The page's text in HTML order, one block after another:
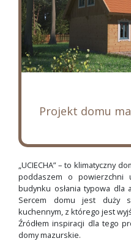
Projekt domu
„UCIECHA” – to klimatyczny
poddaszem o powierzchni
budynku osłania typowa dla
Sercem domu jest duży
kuchennym, z którego jest
Źródłem inspiracji dla tego
domy mazurskie.